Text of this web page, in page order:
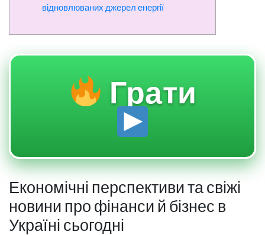
відновлюваних джерел енергії
Грати
Економічні перспективи та свіжі
новини про фінанси й бізнес в
Україні сьогодні